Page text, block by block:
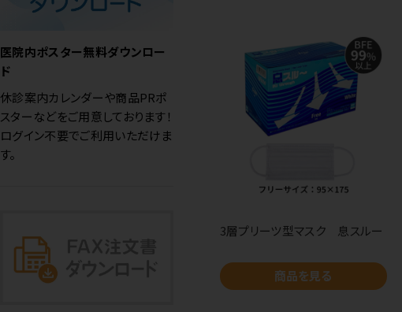
医院内ポスター無料ダウンロー
ド
休診案内カレンダーや商品PRポ
スターなどをご用意しております！
ログイン不要でご利用いただけま
す。
3層プリーツ型マスク 息スルー
商品を見る